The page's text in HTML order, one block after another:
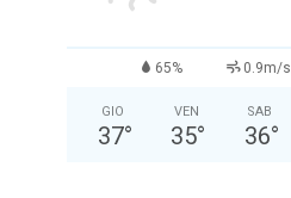
65% 0.9m/s
GIO
37°
VEN
35°
SAB
36°